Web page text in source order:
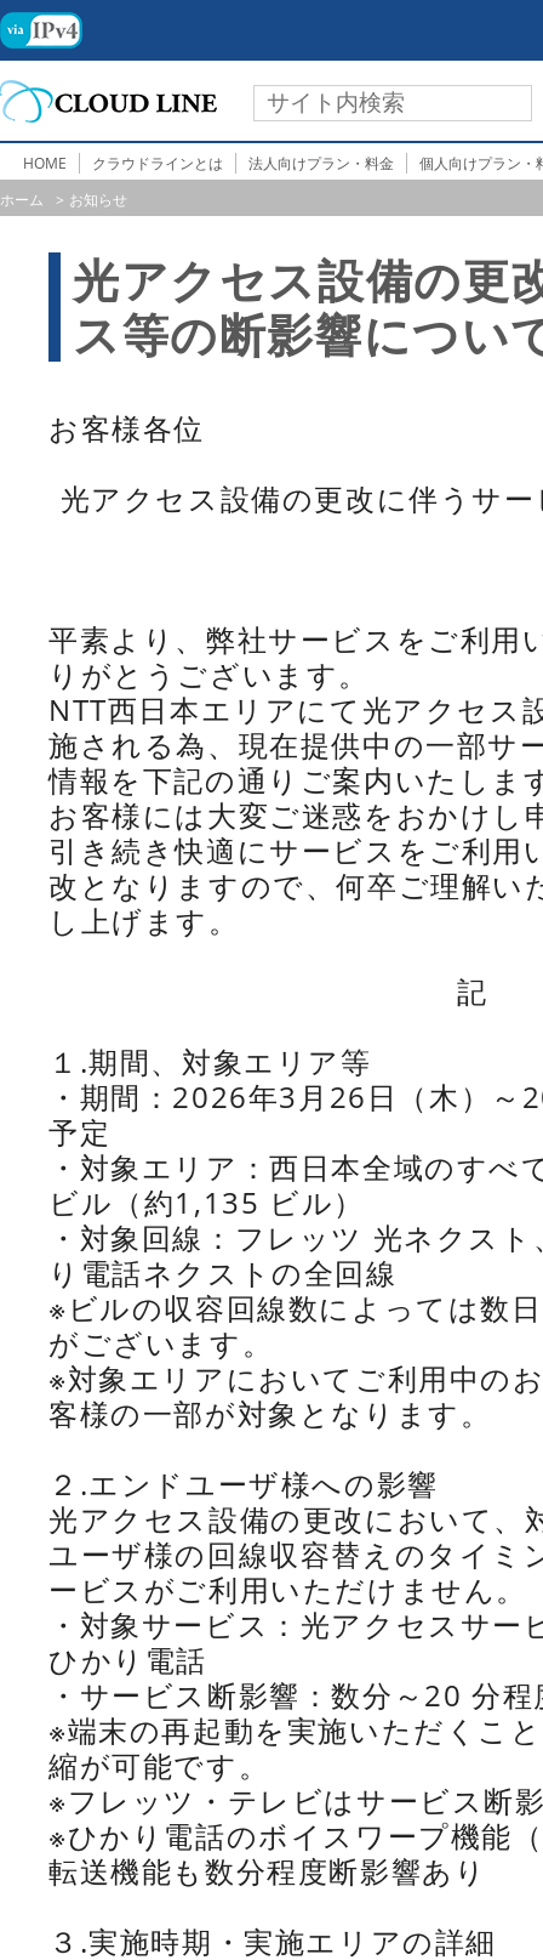
HOME クラウドラインとは 法人向けプラン・料金
個人向けプラン・
ホーム
お知らせ
光アクセス設備の更
ス等の断影響につい
お客様各位
光アクセス設備の更改に伴うサ
平素より、弊社サービスをご利用
りがとうございます。
NTT西日本エリアにて光アクセス
施される為、現在提供中の一部サ
情報を下記の通りご案内いたしま
お客様には大変ご迷惑をおかけし
引き続き快適にサービスをご利用
改となりますので、何卒ご理解い
し上げます。
記
１.期間、対象エリア等
・期間：2026年3月26日（木）
予定
・対象エリア：西日本全域のす
ビル（約1,135 ビル）
・対象回線：フレッツ 光ネクス
り電話ネクストの全回線
※ビルの収容回線数によっては数
がございます。
※対象エリアにおいてご利用中の
客様の一部が対象となります。
２.エンドユーザ様への影響
光アクセス設備の更改において、
ユーザ様の回線収容替えのタイミ
ービスがご利用いただけません。
・対象サービス：光アクセスサ
ひかり電話
・サービス断影響：数分～20 分程
※端末の再起動を実施いただくこ
縮が可能です。
※フレッツ・テレビはサービス断
※ひかり電話のボイスワープ機能
転送機能も数分程度断影響あり
３.実施時期・実施エリアの詳細